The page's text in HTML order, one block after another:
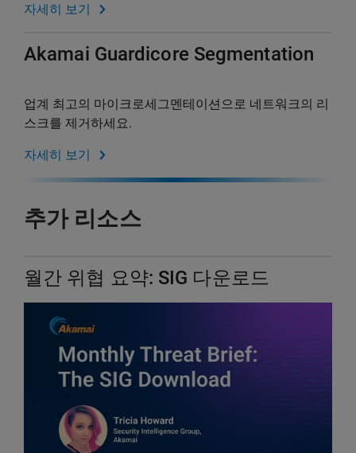
자세히 보기
Akamai Guardicore Segmentation
업계 최고의 마이크로세그멘테이션으로 네트워크의 리
스크를 제거하세요.
자세히 보기
추가 리소스
월간 위협 요약: SIG 다운로드